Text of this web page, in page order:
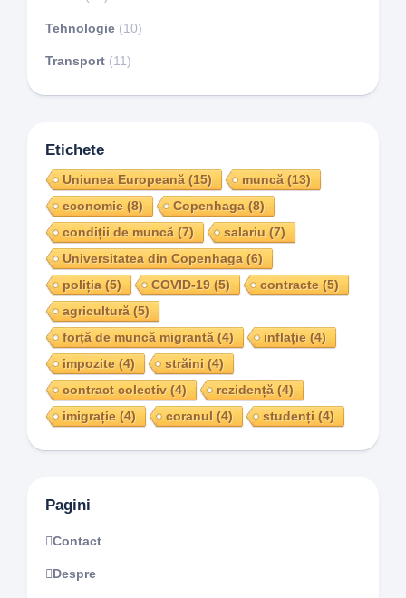
Tehnologie (10)
Transport (11)
Etichete
Uniunea Europeană (15) muncă (13)
economie (8) Copenhaga (8)
condiții de muncă (7) salariu (7)
Universitatea din Copenhaga (6)
poliția (5) COVID-19 (5) contracte (5)
agricultură (5)
forță de muncă migrantă (4) inflație (4)
impozite (4) străini (4)
contract colectiv(4) rezidență (4)
imigrație (4) coranul (4) studenți (4)
Pagini
Contact
Despre